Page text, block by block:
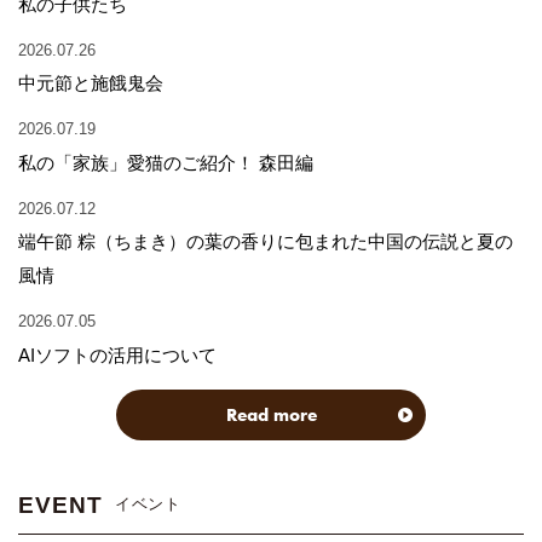
私の子供たち
2026.07.26
中元節と施餓鬼会
2026.07.19
私の「家族」愛猫のご紹介！ 森田編
2026.07.12
端午節 粽（ちまき）の葉の香りに包まれた中国の伝説と夏の
風情
2026.07.05
AIソフトの活用について
Read more
EVENT イベント